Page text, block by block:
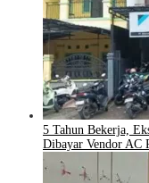
5 Tahun Bekerja,
Dibayar Vendor AC